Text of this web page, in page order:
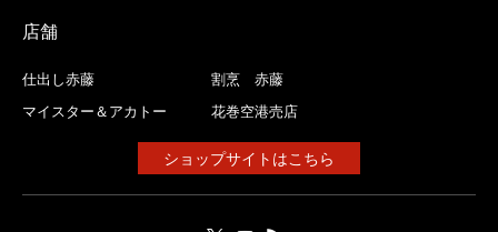
店舗
仕出し赤藤
割烹 赤藤
マイスター＆アカトー
花巻空港売店
ショップサイトはこちら